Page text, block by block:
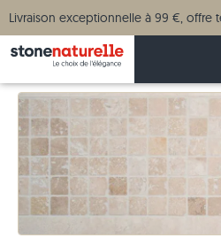
Livraison exceptionnelle à 99 €, offre